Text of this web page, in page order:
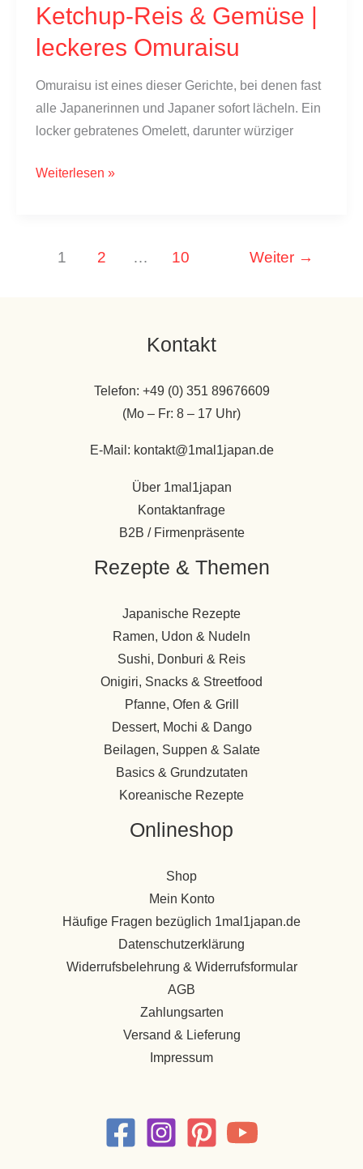
Ketchup-Reis & Gemüse |
leckeres Omuraisu
Omuraisu ist eines dieser Gerichte, bei denen fast
alle Japanerinnen und Japaner sofort lächeln. Ein
locker gebratenes Omelett, darunter würziger
Omurice
Omelett
Weiterlesen »
1 2 … 10 Weiter →
Kontakt
Telefon: +49 (0) 351 89676609
(Mo – Fr: 8 – 17 Uhr)
E-Mail: kontakt@1mal1japan.de
Über 1mal1japan
Kontaktanfrage
B2B / Firmenpräsente
Rezepte & Themen
Japanische Rezepte
Ramen, Udon & Nudeln
Sushi, Donburi & Reis
Onigiri, Snacks & Streetfood
Pfanne, Ofen & Grill
Dessert, Mochi & Dango
Beilagen, Suppen & Salate
Basics & Grundzutaten
Koreanische Rezepte
Onlineshop
Shop
Mein Konto
Häufige Fragen bezüglich 1mal1japan.de
Datenschutzerklärung
Widerrufsbelehrung & Widerrufsformular
AGB
Zahlungsarten
Versand & Lieferung
Impressum